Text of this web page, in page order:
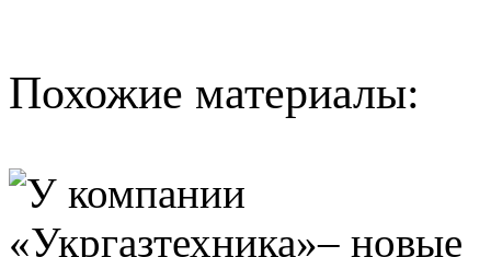
Похожие материалы: